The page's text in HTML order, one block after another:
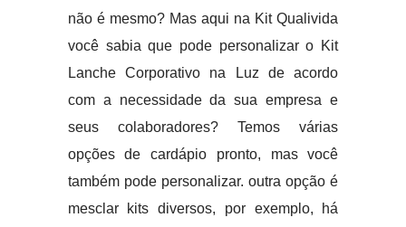
não é mesmo? Mas aqui na Kit Qualivida
você sabia que pode personalizar o Kit
Lanche Corporativo na Luz de acordo
com a necessidade da sua empresa e
seus colaboradores? Temos várias
opções de cardápio pronto, mas você
também pode personalizar. outra opção é
mesclar kits diversos, por exemplo, há